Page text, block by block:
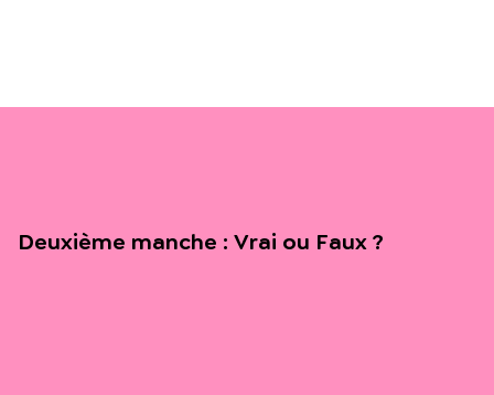
Deuxième manche : Vrai ou Faux ?